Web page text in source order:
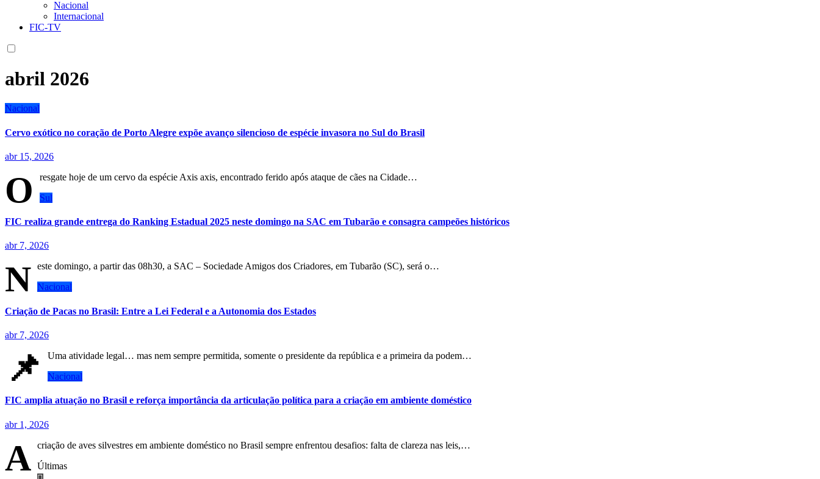
Nacional
Internacional
FIC-TV
abril 2026
Nacional
Cervo exótico no coração de Porto Alegre expõe avanço silencioso de espécie invasora no Sul do Brasil
abr 15, 2026
O
resgate hoje de um cervo da espécie Axis axis, encontrado ferido após ataque de cães na Cidade…
Sul
FIC realiza grande entrega do Ranking Estadual 2025 neste domingo na SAC em Tubarão e consagra campeões históricos
abr 7, 2026
N este domingo, a partir das 08h30, a SAC – Sociedade Amigos dos Criadores, em Tubarão (SC), será o…
Nacional
Criação de Pacas no Brasil: Entre a Lei Federal e a Autonomia dos Estados
abr 7, 2026
📌
Uma atividade legal… mas nem sempre permitida, somente o presidente da república e a primeira da podem…
Nacional
FIC amplia atuação no Brasil e reforça importância da articulação política para a criação em ambiente doméstico
abr 1, 2026
A criação de aves silvestres em ambiente doméstico no Brasil sempre enfrentou desafios: falta de clareza nas leis,…
Últimas